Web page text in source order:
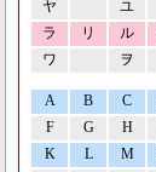
ヤ
ユ
ラ
リ ル
ワ
ヲ
A B C
F
G H
K
L M